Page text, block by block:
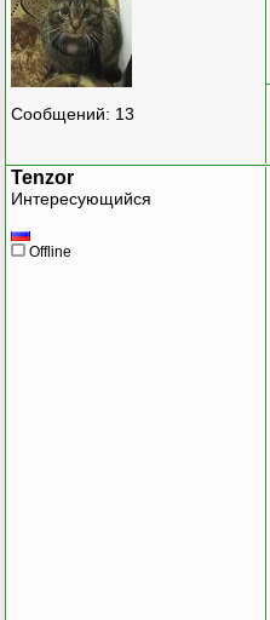
Сообщений: 13
Tenzor
Интересующийся
Offline